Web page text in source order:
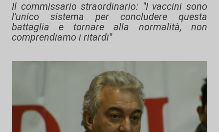
Il commissario straordinario: "I vaccini sono
l'unico sistema per concludere questa
battaglia e tornare alla normalità, non
comprendiamo i ritardi"